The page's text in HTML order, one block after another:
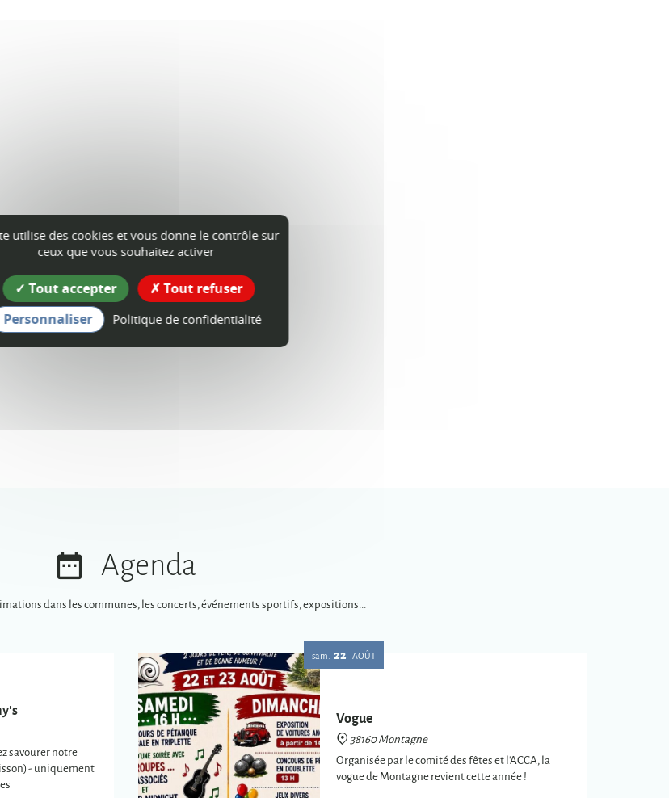
Agenda
dans les communes, les concerts, événements sportifs, expositions...
savourer notre
- uniquement
sam. 22 AOÛT
Vogue
38160 Montagne
Organisée par le comité des fêtes et l'ACCA, la
vogue de Montagne revient cette année !
utilise des cookies et vous donne le contrôle sur
ceux que vous souhaitez activer
Tout accepter
Tout refuser
Personnaliser
Politique de confidentialité